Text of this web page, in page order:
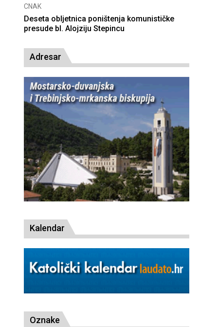
CNAK
Deseta obljetnica poništenja komunističke
presude bl. Alojziju Stepincu
Adresar
Kalendar
Oznake